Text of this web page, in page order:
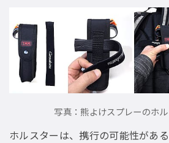
写真：熊よけスプレーのホ
ホルスターは、携行の可能性があ